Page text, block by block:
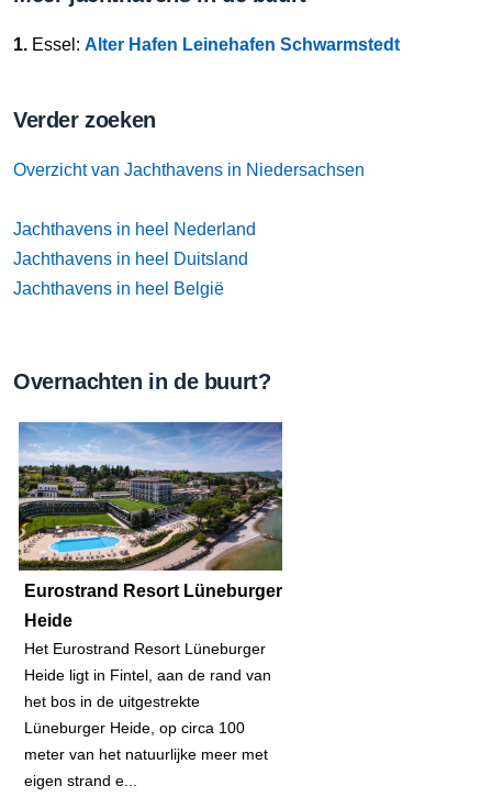
1. Essel: Alter Hafen Leinehafen Schwarmstedt
Verder zoeken
Overzicht van Jachthavens in Niedersachsen
Jachthavens in heel Nederland
Jachthavens in heel Duitsland
Jachthavens in heel België
Overnachten in de buurt?
Eurostrand Resort Lüneburger
Heide
Het Eurostrand Resort Lüneburger
Heide ligt in Fintel, aan de rand van
het bos in de uitgestrekte
Lüneburger Heide, op circa 100
meter van het natuurlijke meer met
eigen strand e...